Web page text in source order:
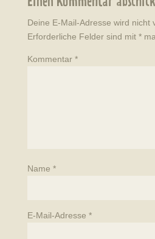
Deine E-Mail-Adresse wird nicht
Erforderliche Felder sind mit *
Kommentar *
Name *
E-Mail-Adresse *